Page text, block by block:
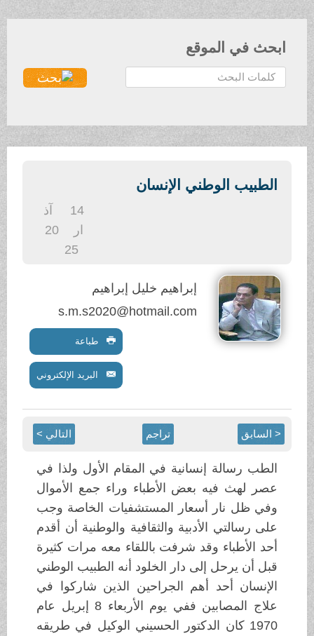
ابحث في الموقع
ح
ث
الطبيب الوطني الإنسان
20
إبراهيم خليل إبراهيم
s.m.s2020@hotmail.com
طباعة
البريد الإلكتروني
< السابق تراجم التالي >
الطب رسالة إنسانية في المقام الأول ولذا في
عصر لهث فيه بعض الأطباء وراء جمع الأموال
وفي ظل نار أسعار المستشفيات الخاصة وجب
على رسالتي الأدبية والثقافية والوطنية أن أقدم
أحد الأطباء وقد شرفت باللقاء معه مرات كثيرة
قبل أن يرحل إلى دار الخلود أنه الطبيب الوطني
الإنسان أحد أهم الجراحين الذين شاركوا في
علاج المصابين ففي يوم الأربعاء 8 إبريل عام
1970 كان الدكتور الحسيني الوكيل في طريقه